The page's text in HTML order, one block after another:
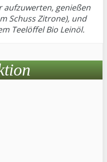
aufzuwerten, genießen
Schuss Zitrone), und
Teelöffel Bio Leinöl.